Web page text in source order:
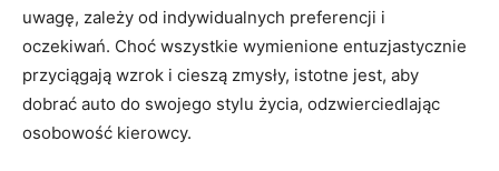
uwagę, zależy od indywidualnych preferencji i
oczekiwań. Choć​ wszystkie wymienione entuzjastycznie
przyciągają ​wzrok i cieszą zmysły, istotne jest, aby
dobrać auto do swojego stylu życia, odzwierciedlając
osobowość kierowcy.